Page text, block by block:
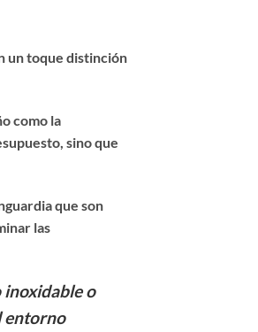
un toque distinción
como la
sino que
que son
las
inoxidable o
entorno